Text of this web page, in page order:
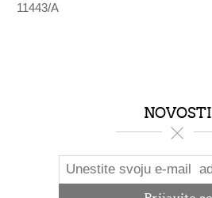
11443/A
NOVOSTI